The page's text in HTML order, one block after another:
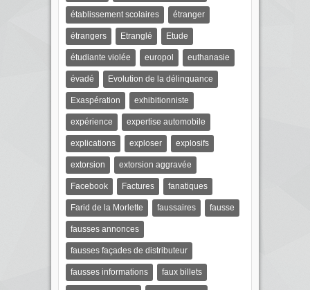
établissement scolaires étranger
étrangers Etranglé Etude
étudiante violée europol euthanasie
évadé Evolution de la délinquance
Exaspération exhibitionniste
expérience expertise automobile
explications exploser explosifs
extorsion extorsion aggravée
Facebook Factures fanatiques
Farid de la Morlette faussaires fausse
fausses annonces
fausses façades de distributeur
fausses informations faux billets